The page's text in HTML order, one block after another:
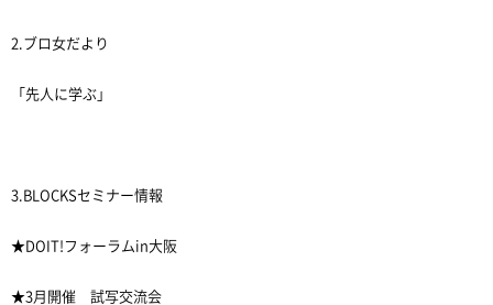
2.ブロ女だより
「先人に学ぶ」
3.BLOCKSセミナー情報
★DOIT!フォーラムin大阪
★3月開催 試写交流会